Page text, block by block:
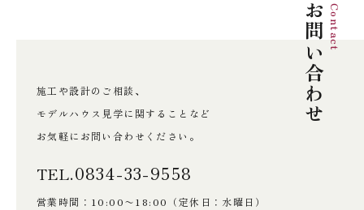
お問い合わせContact
施工や設計のご相談、
モデルハウス見学に関することなど
お気軽にお問い合わせください。
TEL.0834-33-9558
営業時間：10:00〜18:00 （定休日：水曜日）